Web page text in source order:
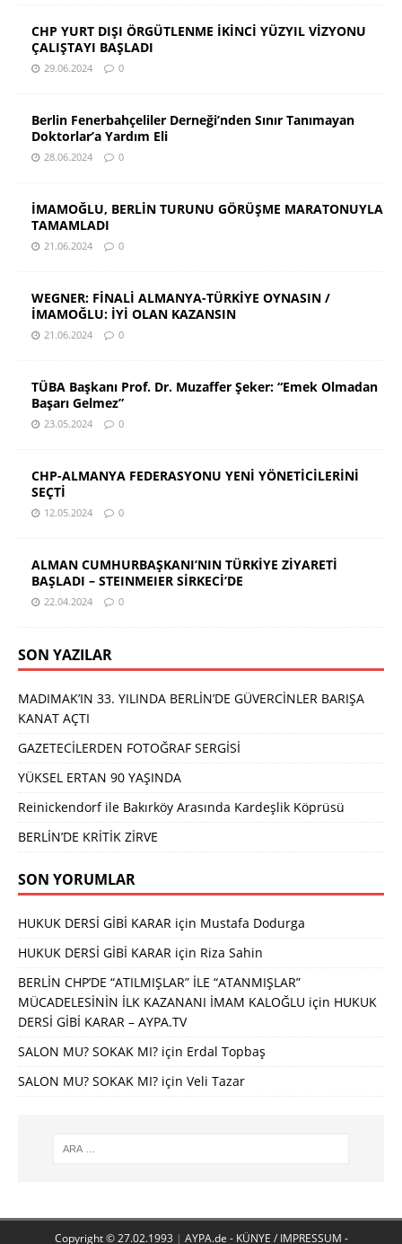
CHP YURT DIŞI ÖRGÜTLENME İKİNCİ YÜZYIL VİZYONU
ÇALIŞTAYI BAŞLADI
29.06.2024 0
Berlin Fenerbahçeliler Derneği’nden Sınır Tanımayan
Doktorlar’a Yardım Eli
28.06.2024 0
İMAMOĞLU, BERLİN TURUNU GÖRÜŞME MARATONUYLA
TAMAMLADI
21.06.2024 0
WEGNER: FİNALİ ALMANYA-TÜRKİYE OYNASIN /
İMAMOĞLU: İYİ OLAN KAZANSIN
21.06.2024 0
TÜBA Başkanı Prof. Dr. Muzaffer Şeker: “Emek Olmadan
Başarı Gelmez”
23.05.2024 0
CHP-ALMANYA FEDERASYONU YENİ YÖNETİCİLERİNİ
SEÇTİ
12.05.2024 0
ALMAN CUMHURBAŞKANI’NIN TÜRKİYE ZİYARETİ
BAŞLADI – STEINMEIER SİRKECİ’DE
22.04.2024 0
SON YAZILAR
MADIMAK’IN 33. YILINDA BERLİN’DE GÜVERCİNLER BARIŞA
KANAT AÇTI
GAZETECİLERDEN FOTOĞRAF SERGİSİ
YÜKSEL ERTAN 90 YAŞINDA
Reinickendorf ile Bakırköy Arasında Kardeşlik Köprüsü
BERLİN’DE KRİTİK ZİRVE
SON YORUMLAR
HUKUK DERSİ GİBİ KARAR için Mustafa Dodurga
HUKUK DERSİ GİBİ KARAR için Riza Sahin
BERLİN CHP’DE “ATILMIŞLAR” İLE “ATANMIŞLAR”
MÜCADELESİNİN İLK KAZANANI İMAM KALOĞLU için HUKUK
DERSİ GİBİ KARAR – AYPA.TV
SALON MU? SOKAK MI? için Erdal Topbaş
SALON MU? SOKAK MI? için Veli Tazar
Copyright © 27.02.1993 | AYPA.de - KÜNYE / IMPRESSUM -